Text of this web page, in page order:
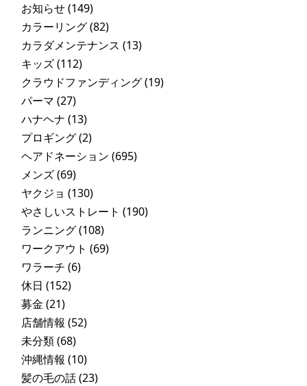
お知らせ(149)
カラーリング(82)
カラダメンテナンス (13)
キッズ(112)
クラウドファンディング(19)
パーマ (27)
ハナヘナ (13)
プロギング(2)
ヘアドネーション (695)
メンズ(69)
ヤクジョ (130)
やさしいストレート (190)
ランニング(108)
ワークアウト (69)
ワラーチ (6)
休日 (152)
募金 (21)
店舗情報 (52)
未分類(68)
沖縄情報 (10)
髪の毛の話(23)